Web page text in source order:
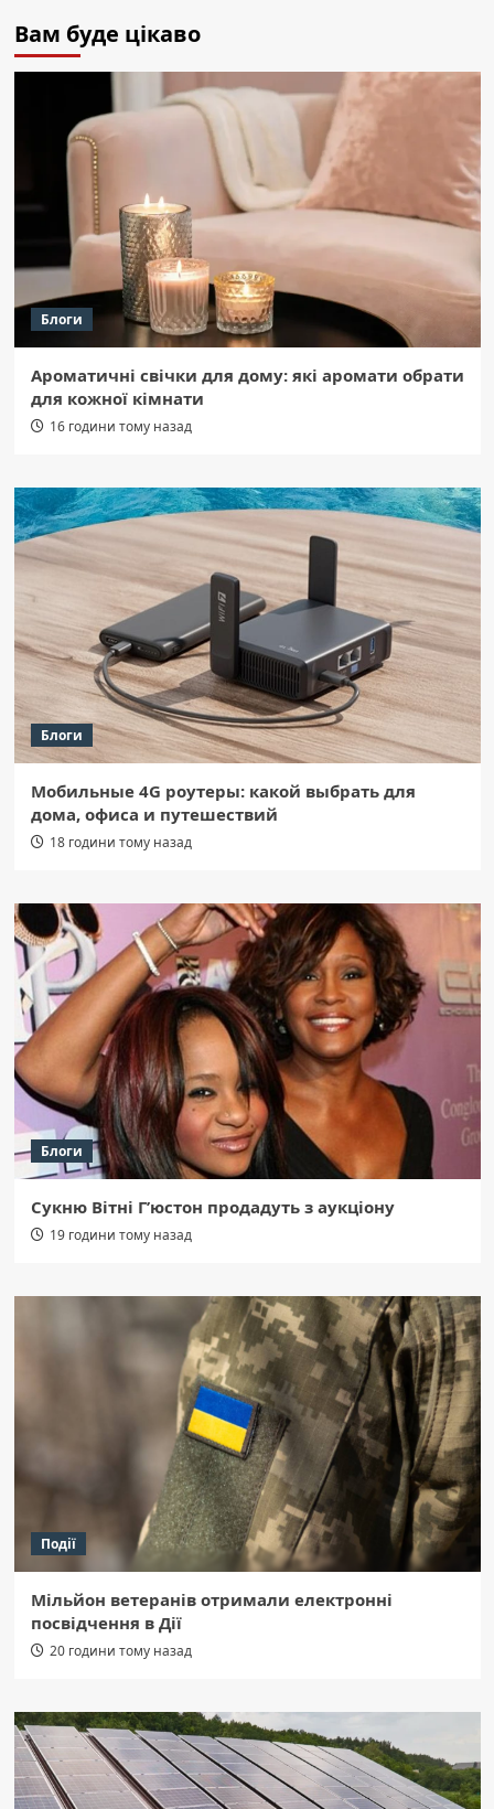
Вам буде цікаво
Блоги
Ароматичні свічки для дому: які аромати обрати
для кожної кімнати
16 години тому назад
Блоги
Мобильные 4G роутеры: какой выбрать для
дома, офиса и путешествий
18 години тому назад
Блоги
Сукню Вітні Г’юстон продадуть з аукціону
19 години тому назад
Події
Мільйон ветеранів отримали електронні
посвідчення в Дії
20 години тому назад